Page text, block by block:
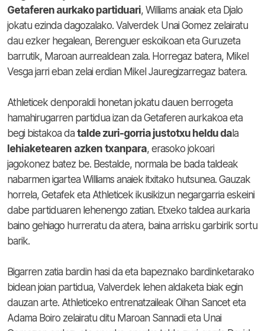
Getaferen aurkako partiduari, Williams anaiak eta Djalo
jokatu ezinda dagozalako. Valverdek Unai Gomez zelairatu
dau ezker hegalean, Berenguer eskoikoan eta Guruzeta
barrutik, Maroan aurrealdean zala. Horregaz batera, Mikel
Vesga jarri eban zelai erdian Mikel Jauregizarregaz batera.
Athleticek denporaldi honetan jokatu dauen berrogeta
hamahirugarren partidua izan da Getaferen aurkakoa eta
begi bistakoa da talde zuri-gorria justotxu heldu dala
lehiaketearen azken txanpara, erasoko jokoari
jagokonez batez be. Bestalde, normala be bada taldeak
nabarmen igartea Williams anaiek itxitako hutsunea. Gauzak
horrela, Getafek eta Athleticek ikusikizun negargarria eskeini
dabe partiduaren lehenengo zatian. Etxeko taldea aurkaria
baino gehiago hurreratu da atera, baina arrisku garbirik sortu
barik.
Bigarren zatia bardin hasi da eta bapeznako bardinketarako
bidean joian partidua, Valverdek lehen aldaketa biak egin
dauzan arte. Athleticeko entrenatzaileak Oihan Sancet eta
Adama Boiro zelairatu ditu Maroan Sannadi eta Unai